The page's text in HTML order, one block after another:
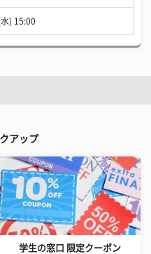
) 15:00
アップ
学生の窓口 限定クーポン